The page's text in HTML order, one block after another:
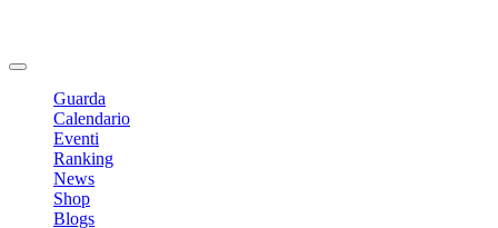
Guarda
Calendario
Eventi
Ranking
News
Shop
Blogs